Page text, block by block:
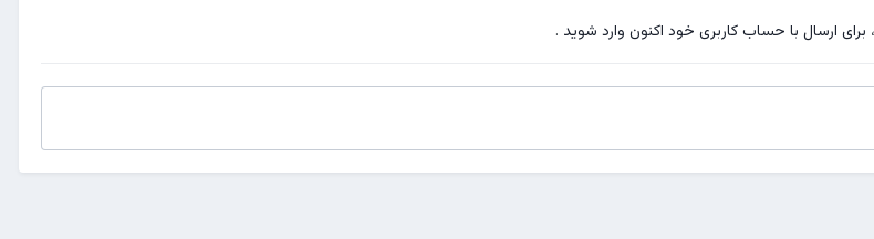
برای ارسال با حساب کاربری خود اکنون وارد شوید .